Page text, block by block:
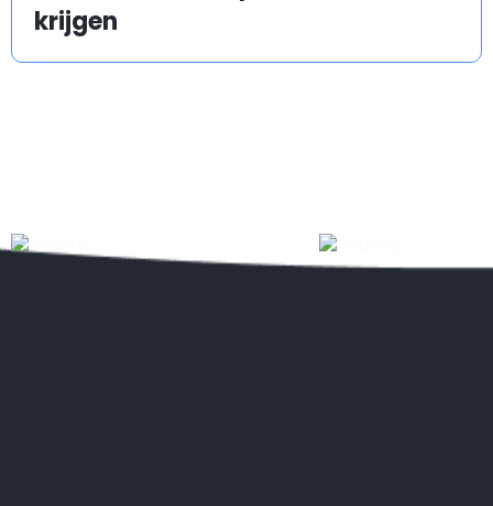
krijgen